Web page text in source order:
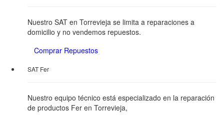
Nuestro SAT en Torrevieja se limita a reparaciones a
domicilio y no vendemos repuestos.
Comprar Repuestos
SAT Fer
Nuestro equipo técnico está especializado en la reparación
de productos Fer en Torrevieja,